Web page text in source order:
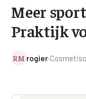
Fronsrimpel
Wenkbrauwen
Kraaienpootjes
Botox / anti-rimpel
Azzalure
Profielen
VEROUDERING
Prijzen
Contact
Meer
Praktijk
RM rogier·